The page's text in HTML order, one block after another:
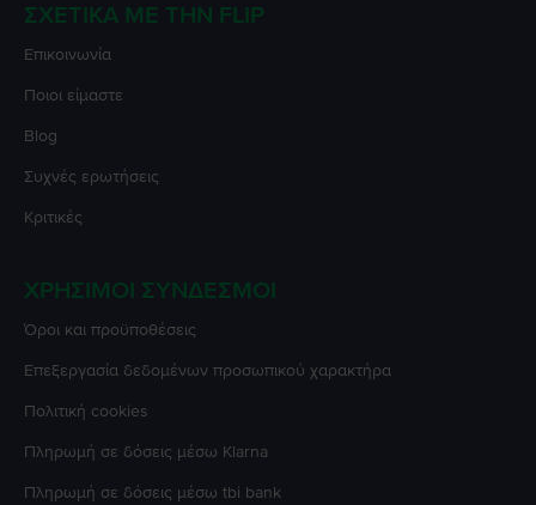
ΣΧΕΤΙΚΆ ΜΕ ΤΗΝ FLIP
Επικοινωνία
Ποιοι είμαστε
Blog
Συχνές ερωτήσεις
Κριτικές
ΧΡΉΣΙΜΟΙ ΣΎΝΔΕΣΜΟΙ
Όροι και προϋποθέσεις
Επεξεργασία δεδομένων προσωπικού χαρακτήρα
Πολιτική cookies
Πληρωμή σε δόσεις μέσω Klarna
Πληρωμή σε δόσεις μέσω tbi bank